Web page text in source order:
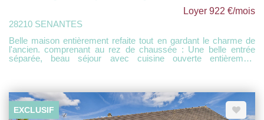
Loyer 922 €/mois
28210 SENANTES
Belle maison entièrement refaite tout en gardant le charme de
l'ancien. comprenant au rez de chaussée : Une belle entrée
séparée, beau séjour avec cuisine ouverte entièrement
disposant d'un jardin privatif ainsi qu'une très belle terrasse et de
deux places de stationnement. LIBRE DE SUITE
EXCLUSIF